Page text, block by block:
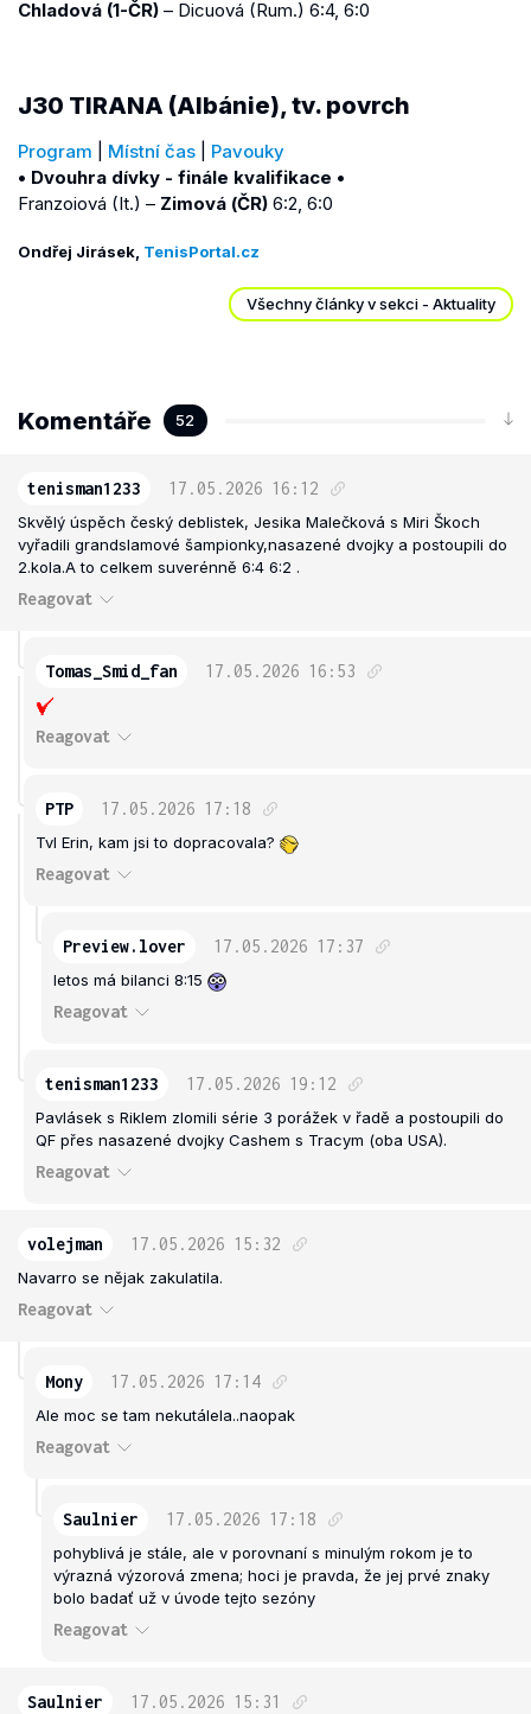
Chladová (1-ČR) – Dicuová (Rum.) 6:4, 6:0
J30 TIRANA (Albánie), tv. povrch
Program Místní čas
Pavouky
• Dvouhra dívky - finále kvalifikace •
Franzoiová (It.) – Zimová (ČR) 6:2, 6:0
Ondřej Jirásek, TenisPortal.cz
Všechny články v sekci - Aktuality
Komentáře 52
tenisman1233 17.05.2026 16:12
Skvělý úspěch český deblistek, Jesika Malečková s Miri Škoch
vyřadili grandslamové šampionky,nasazené dvojky a postoupili do
2.kola.A to celkem suverénně 6:4 6:2 .
Reagovat
Tomas_Smid_fan 17.05.2026 16:53
Reagovat
PTP 17.05.2026 17:18
Tvl Erin, kam jsi to dopracovala?
Reagovat
Preview.lover 17.05.2026 17:37
letos má bilanci 8:15
Reagovat
tenisman1233 17.05.2026 19:12
Pavlásek s Riklem zlomili série 3 porážek v řadě a postoupili do
QF přes nasazené dvojky Cashem s Tracym (oba USA).
Reagovat
volejman 17.05.2026 15:32
Navarro se nějak zakulatila.
Reagovat
Mony 17.05.2026 17:14
Ale moc se tam nekutálela..naopak
Reagovat
Saulnier 17.05.2026 17:18
pohyblivá je stále, ale v porovnaní s minulým rokom je to
výrazná výzorová zmena; hoci je pravda, že jej prvé znaky
bolo badať už v úvode tejto sezóny
Reagovat
Saulnier 17.05.2026 15:31